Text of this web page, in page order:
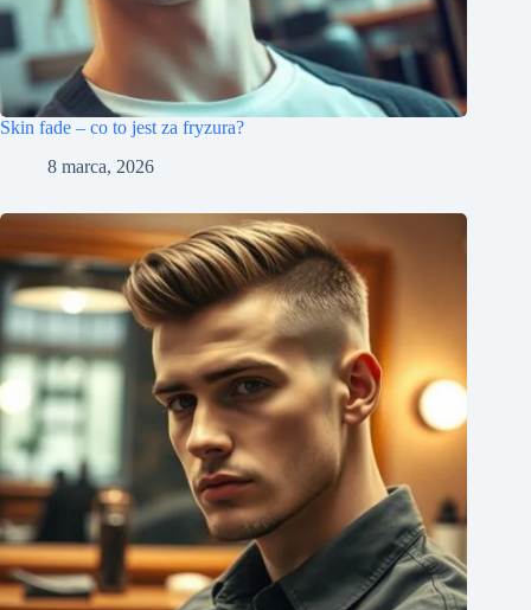
Skin fade – co to jest za fryzura?
8 marca, 2026